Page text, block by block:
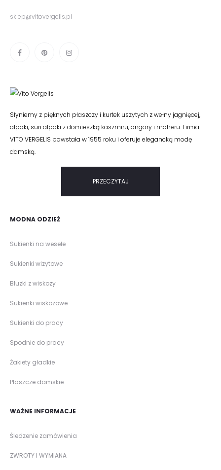
sklep@vitovergelis.pl
Słyniemy z pięknych płaszczy i kurtek uszytych z wełny jagnięcej,
alpaki, suri alpaki z domieszką kaszmiru, angory i moheru. Firma
VITO VERGELIS powstała w 1955 roku i oferuje elegancką modę
damską.
PRZECZYTAJ
MODNA ODZIEŻ
Sukienki na wesele
Sukienki wizytowe
Bluzki z wiskozy
Sukienki wiskozowe
Sukienki do pracy
Spodnie do pracy
Żakiety gładkie
Płaszcze damskie
WAŻNE INFORMACJE
Śledzenie zamówienia
ZWROTY I WYMIANA